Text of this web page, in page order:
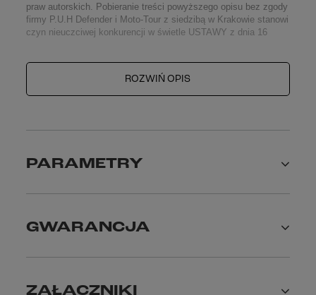
praw autorskich. Pobieranie treści powyższego opisu bez zgody
firmy P.U.H Defender i Moto-Tour z siedzibą w Krakowie stanowi
czyn nieuczciwej konkurencji w świetle USTAWY z dnia 16
ROZWIŃ OPIS
PARAMETRY
GWARANCJA
ZAŁĄCZNIKI